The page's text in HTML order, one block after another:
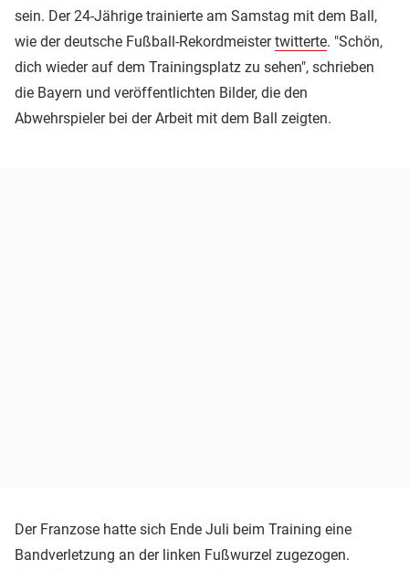
sein. Der 24-Jährige trainierte am Samstag mit dem Ball,
wie der deutsche Fußball-Rekordmeistertwitterte. "Schön,
dich wieder auf dem Trainingsplatz zu sehen", schrieben
die Bayern und veröffentlichten Bilder, die den
Abwehrspieler bei der Arbeit mit dem Ball zeigten.
Der Franzose hatte sich Ende Juli beim Training eine
Bandverletzung an der linken Fußwurzel zugezogen.